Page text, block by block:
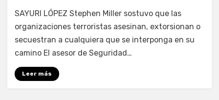
porFernando Miranda Servín
SAYURI LÓPEZ Stephen Miller sostuvo que las
organizaciones terroristas asesinan, extorsionan o
secuestran a cualquiera que se interponga en su
camino El asesor de Seguridad…
Leer más